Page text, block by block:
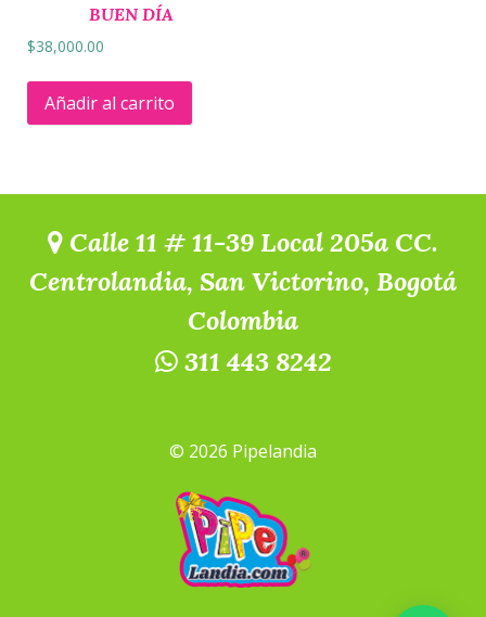
BUEN DÍA
$38,000.00
Añadir al carrito
Calle 11 # 11-39 Local 205a CC.
Centrolandia, San Victorino, Bogotá
Colombia
311 443 8242
© 2026 Pipelandia